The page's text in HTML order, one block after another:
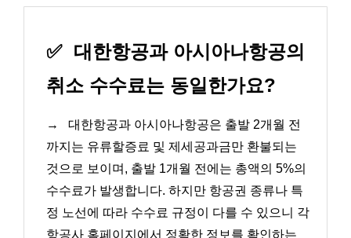
✅ 대한항공과 아시아나항공의
취소 수수료는 동일한가요?
→
대한항공과 아시아나항공은 출발 2개월 전
까지는 유류할증료 및 제세공과금만 환불되는
것으로 보이며, 출발 1개월 전에는 총액의 5%의
수수료가 발생합니다. 하지만 항공권 종류나 특
정 노선에 따라 수수료 규정이 다를 수 있으니 각
항공사 홈페이지에서 정확한 정보를 확인하는